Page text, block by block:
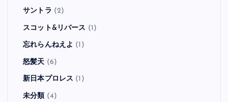
サントラ (2)
スコット&リバース (1)
忘れらんねえよ (1)
怒髪天 (6)
新日本プロレス (1)
未分類 (4)